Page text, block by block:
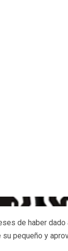
de haber dado
pequeño y